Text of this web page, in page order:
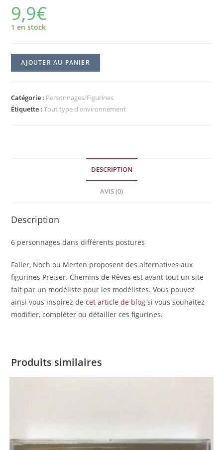
9,9€
1 en stock
AJOUTER AU PANIER
Catégorie : Personnages/Figurines
Étiquette :Tout type d'environnement
DESCRIPTION
AVIS (0)
Description
6 personnages dans différents postures
Faller, Noch ou Merten proposent des alternatives aux
figurines Preiser. Chemins de Rêves est avant tout un site
fait par un modéliste pour les modélistes. Vous pouvez
ainsi vous inspirez decet article de blogsi vous souhaitez
modifier, compléter ou détailler ces figurines.
Produits similaires